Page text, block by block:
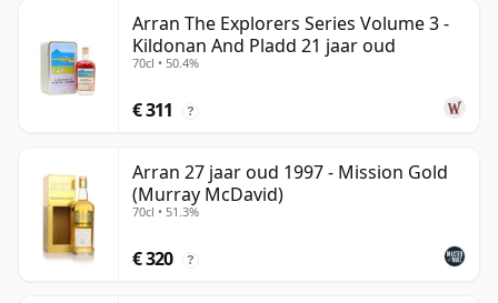
Arran The Explorers Series Volume 3 -
Kildonan And Pladd 21 jaar oud
70cl • 50.4%
€ 311 ?
Arran 27 jaar oud 1997 - Mission Gold
(Murray McDavid)
70cl • 51.3%
€ 320 ?